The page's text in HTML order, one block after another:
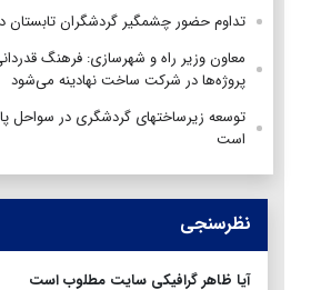
تداوم حضور چشمگیر گردشگران تابستان
معاون وزیر راه و شهرسازی: فرهنگ
پروژه‌ها در شرکت ساخت نهادینه می‌شود
توسعه زیرساختهای گردشگری در سواحل
است
نظرسنجی
آیا ظاهر گرافیکی سایت مطلوب است